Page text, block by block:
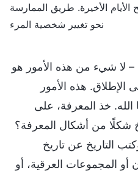
مسيح الأيام الأخيرة. طريق الممارسة
نحو تغيير شخصية المرء
– لا شيء من هذه الأمور هو
الإطلاق. هذه الأمور
خذ المعرفة، على
شكلًا من أشكال المعرفة؟
التاريخ عن تاريخ
أو المجموعات العرقية، أو